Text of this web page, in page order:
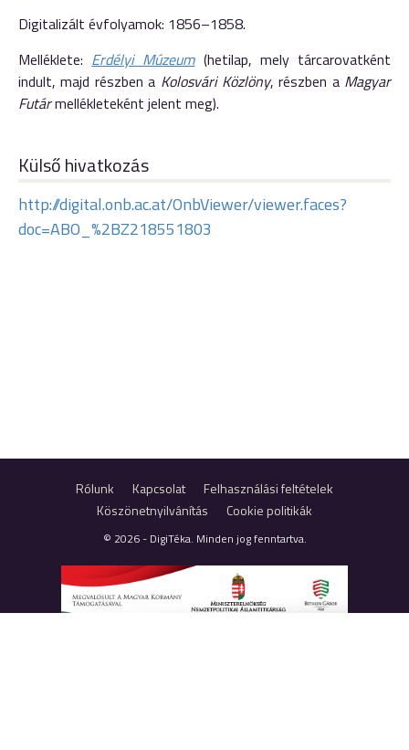
Digitalizált évfolyamok: 1856–1858.
Melléklete: Erdélyi Múzeum(hetilap, mely tárcarovatként
indult, majd részben a Kolosvári Közlöny, részben a Magyar
Futármellékleteként jelent meg).
Külső hivatkozás
http://digital.onb.ac.at/OnbViewer/viewer.faces?
doc=ABO_%2BZ218551803
Rólunk Kapcsolat
Felhasználási feltételek
Köszönetnyilvánítás
Cookie politikák
© 2026 - DigiTéka. Minden jog fenntartva.